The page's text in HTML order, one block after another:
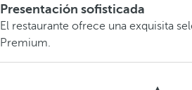
Presentación sofisticada
El restaurante ofrece una exquisita
Premium.